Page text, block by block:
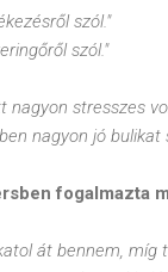
szól."
szól."
nagyon stresszes
nagyon jó
fogalmazta
át bennem,